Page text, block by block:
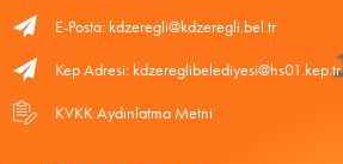
E-Posta: kdzeregli@kdzeregli.bel.tr
Kep Adresi: kdzereglibelediyesi@hs01.kep.tr
KVKK Aydınlatma Metni